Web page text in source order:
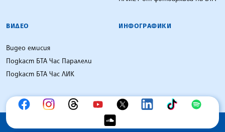
ВИДЕО
Видео емисия
Подкаст БТА Час Паралели
Подкаст БТА Час ЛИК
ИНФОГРАФИКИ